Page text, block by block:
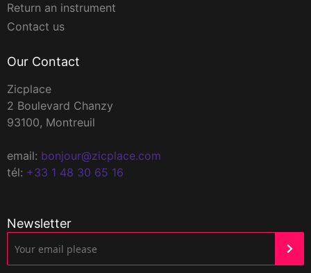
Return an instrument
Contact us
Our Contact
Zicplace
2 Boulevard Chanzy
93100, Montreuil
email: bonjour@zicplace.com
tél: +33 1 48 30 65 16
Newsletter